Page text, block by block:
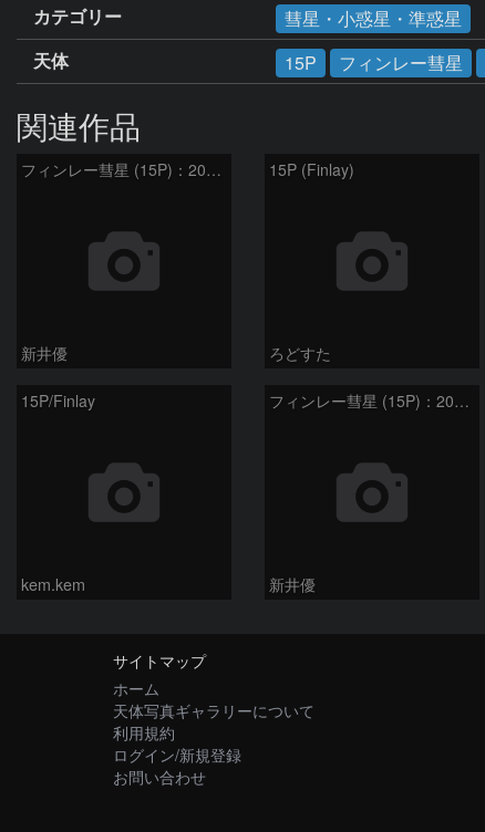
カテゴリー
彗星・小惑星・準惑星
天体
15P フィンレー彗星
関連作品
フィンレー彗星 (15P)：2021/10/18
新井優
15P (Finlay)
ろどすた
15P/Finlay
kem.kem
フィンレー彗星 (15P)：2021/07/19
新井優
サイトマップ
ホーム
天体写真ギャラリーについて
利用規約
ログイン/新規登録
お問い合わせ